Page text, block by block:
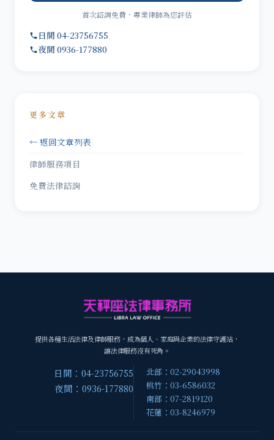
首次諮詢免費，專業律師為您評估
日間 04-23756755
夜間 0936-177880
更多文章
← 返回文章列表
律師服務項目
免費法律諮詢
提供各種生活法律及律師服務，成為個人、家庭與企業的法律守護站，
讓法律服務沒有死角。
日間：04-23756755
夜間：0936-177880
北部：02-29043998
桃竹：03-6586032
南部：07-2819120
花蓮：03-8246979